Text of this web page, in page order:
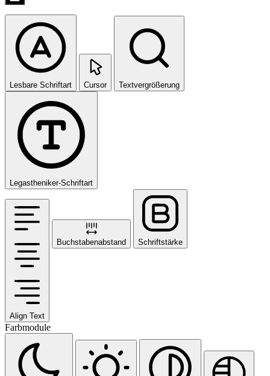
Lesbare Schriftart Cursor Textvergrößerung
Legastheniker-Schriftart
Align Text
Buchstabenabstand Schriftstärke
Farbmodule